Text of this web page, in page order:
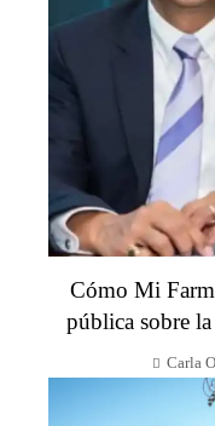
Cómo Mi
pública sobre
Carla